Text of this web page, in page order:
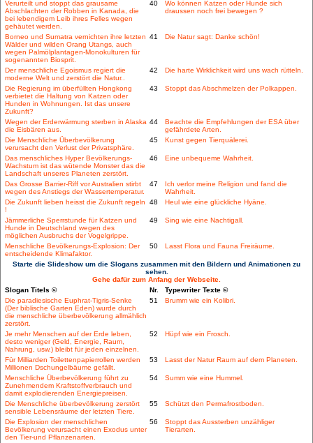
Verurteilt und stoppt das grausame
Abschlachten der Robben in Kanada, die
bei lebendigem Leib ihres Felles wegen
gehäutet werden.
40
Wo können Katzen oder Hunde sich
draussen noch frei bewegen ?
Borneo und Sumatra vernichten ihre letzten
Wälder und wilden Orang Utangs, auch
wegen Palmölplantagen-Monokulturen für
sogenannten Biosprit.
41 Die Natur sagt: Danke schön!
Der menschliche Egoismus regiert die
moderne Welt und zerstört die Natur..
42 Die harte Wirklichkeit wird uns wach rütteln.
Die Regierung im überfüllten Hongkong
verbietet die Haltung von Katzen oder
Hunden in Wohnungen. Ist das unsere
Zukunft?
43 Stoppt das Abschmelzen der Polkappen.
Wegen der Erderwärmung sterben in Alaska
die Eisbären aus.
44
Beachte die Empfehlungen der ESA über
gefährdete Arten.
Die Menschliche Überbevölkerung
verursacht den Verlust der Privatsphäre.
45 Kunst gegen Tierquälerei.
Das menschliches Hyper Bevölkerungs-
Wachstum ist das wütende Monster das die
Landschaft unseres Planeten zerstört.
46 Eine unbequeme Wahrheit.
Das Grosse Barrier-Riff vor Australien stirbt
wegen des Anstiegs der Wassertemperatur.
47
Ich verlor meine Religion und fand die
Wahrheit.
Die Zukunft lieben heisst die Zukunft regeln
!
48 Heul wie eine glückliche Hyäne.
Jämmerliche Sperrstunde für Katzen und
Hunde in Deutschland wegen des
möglichen Ausbruchs der Vogelgrippe.
49 Sing wie eine Nachtigall.
Menschliche Bevölkerungs-Explosion: Der
entscheidende Klimafaktor.
50 Lasst Flora und Fauna Freiräume.
Starte die Slideshow um die Slogans zusammen mit den Bildern und Animationen zu
sehen.
Gehe dafür zum Anfang der Webseite.
Slogan Titels ©
Nr.
Typewriter Texte ©
Die paradiesische Euphrat-Tigris-Senke
(Der biblische Garten Eden) wurde durch
die menschliche überbevölkerung allmählich
zerstört.
51 Brumm wie ein Kolibri.
Je mehr Menschen auf der Erde leben,
desto weniger (Geld, Energie, Raum,
Nahrung, usw.) bleibt für jeden einzelnen.
52 Hüpf wie ein Frosch.
Für Milliarden Toilettenpapierrollen werden
Millionen Dschungelbäume gefällt.
53 Lasst der Natur Raum auf dem Planeten.
Menschliche Überbevölkerung führt zu
Zunehmendem Kraftstoffverbrauch und
damit explodierenden Energiepreisen.
54 Summ wie eine Hummel.
Die Menschliche überbevölkerung zerstört
sensible Lebensräume der letzten Tiere.
55 Schützt den Permafrostboden.
Die Explosion der menschlichen
Bevölkerung verursacht einen Exodus unter
den Tier-und Pflanzenarten.
56
Stoppt das Aussterben unzähliger
Tierarten.